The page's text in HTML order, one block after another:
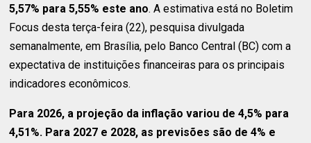
5,57% para 5,55% este ano. A estimativa está no Boletim
Focus desta terça-feira (22), pesquisa divulgada
semanalmente, em Brasília, pelo Banco Central (BC) com a
expectativa de instituições financeiras para os principais
indicadores econômicos.
Para 2026, a projeção da inflação variou de 4,5% para
4,51%. Para 2027 e 2028, as previsões são de 4% e